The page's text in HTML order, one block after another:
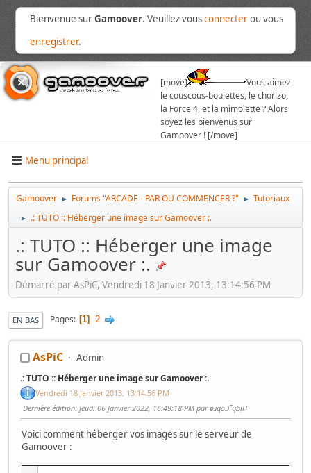
Bienvenue surGamoover. Veuillez vousconnecterou vous
enregistrer.
[move]
Vous aimez
le couscous-boulettes, le chorizo,
la Force 4, et la mimolette ? Alors
soyez les bienvenus sur
Gamoover ! [/move]
Menu principal
Gamoover ► Forums "ARCADE - PAR OU COMMENCER ?" ► Tutoriaux
► .: TUTO :: Héberger une image sur Gamoover :.
.: TUTO :: Héberger une image
sur Gamoover :.
Démarré par AsPiC, Vendredi 18 Janvier 2013, 13:14:56 PM
EN BAS Pages 1 2
AsPiC Admin
.: TUTO :: Héberger une image sur Gamoover :.
Vendredi 18 Janvier 2013, 13:14:56 PM
Dernière édition: Jeudi 06 Janvier 2022, 16:49:18 PM par ɐɹqoƆ‾ɥƃᴉH
Voici comment héberger vos images sur le serveur de
Gamoover :